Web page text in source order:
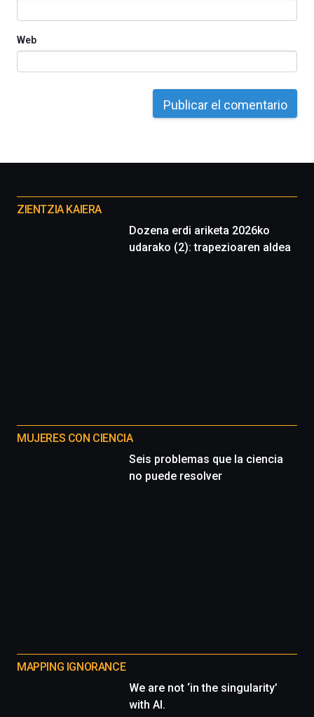
Web
proyectos
ZIENTZIA KAIERA
Dozena erdi ariketa 2026ko
udarako (2): trapezioaren aldea
MUJERES CON CIENCIA
Seis problemas que la ciencia
no puede resolver
MAPPING IGNORANCE
We are not ‘in the singularity’
with AI.